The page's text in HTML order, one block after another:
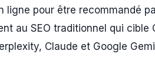
ligne pour être recommandé
au SEO traditionnel qui
Claude et Google